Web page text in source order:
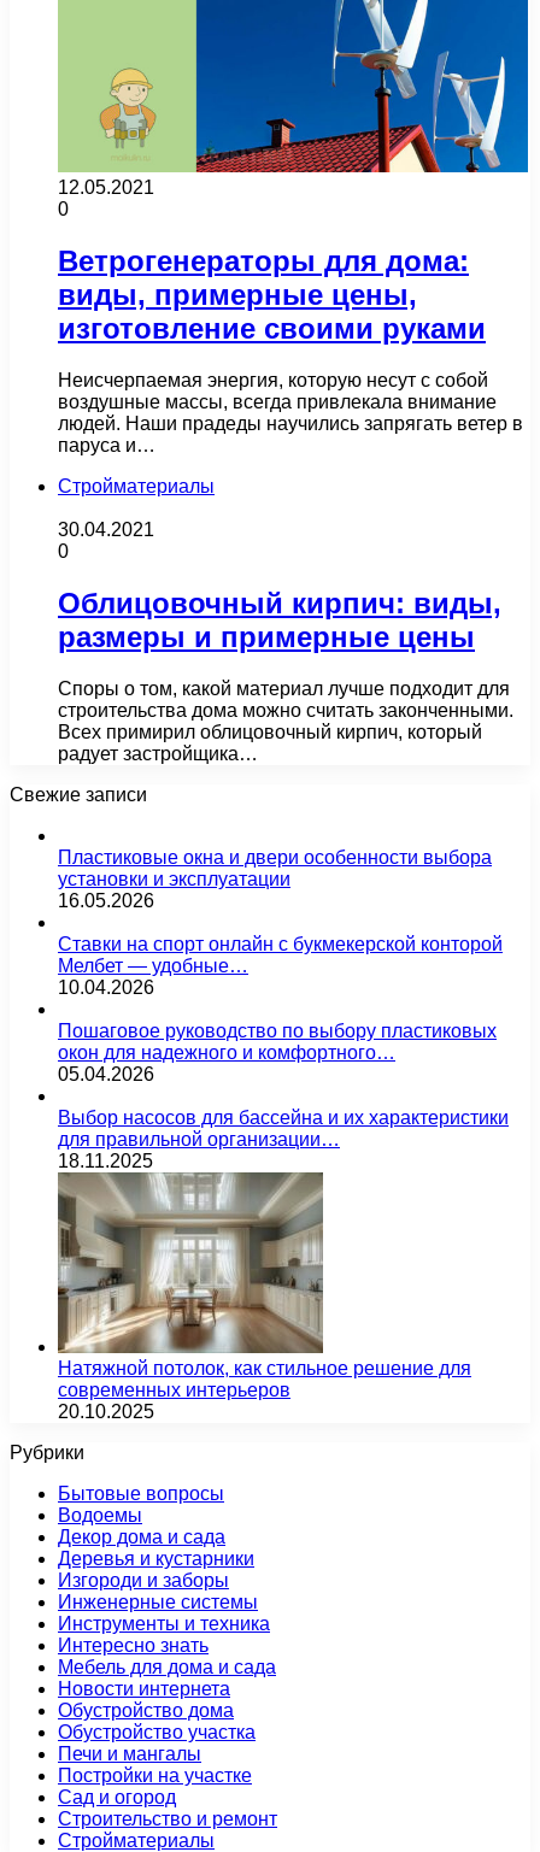
12.05.2021
0
Ветрогенераторы для дома:
виды, примерные цены,
изготовление своими руками
Неисчерпаемая энергия, которую несут с собой
воздушные массы, всегда привлекала внимание
людей. Наши прадеды научились запрягать ветер в
паруса и…
Стройматериалы
30.04.2021
0
Облицовочный кирпич: виды,
размеры и примерные цены
Споры о том, какой материал лучше подходит для
строительства дома можно считать законченными.
Всех примирил облицовочный кирпич, который
радует застройщика…
Свежие записи
Пластиковые окна и двери особенности выбора
установки и эксплуатации
16.05.2026
Ставки на спорт онлайн с букмекерской конторой
Мелбет — удобные…
10.04.2026
Пошаговое руководство по выбору пластиковых
окон для надежного и комфортного…
05.04.2026
Выбор насосов для бассейна и их характеристики
для правильной организации…
18.11.2025
Натяжной потолок, как стильное решение для
современных интерьеров
20.10.2025
Рубрики
Бытовые вопросы
Водоемы
Декор дома и сада
Деревья и кустарники
Изгороди и заборы
Инженерные системы
Инструменты и техника
Интересно знать
Мебель для дома и сада
Новости интернета
Обустройство дома
Обустройство участка
Печи и мангалы
Постройки на участке
Сад и огород
Строительство и ремонт
Стройматериалы